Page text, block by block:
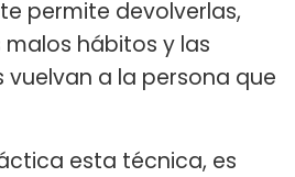
permite devolverlas,
hábitos y las
a la persona que
esta técnica, es